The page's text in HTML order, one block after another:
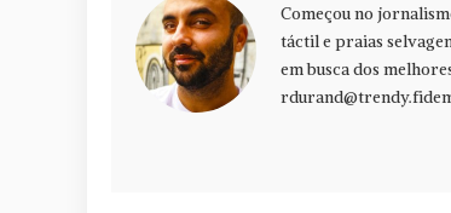
Começou no
táctil e praias
em busca dos